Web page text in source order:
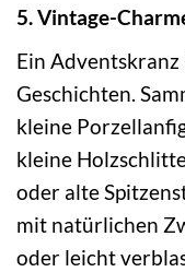
5. Vintage-
Ein
Geschichten.
kleine
kleine
oder alte
mit natürlichen
oder leicht